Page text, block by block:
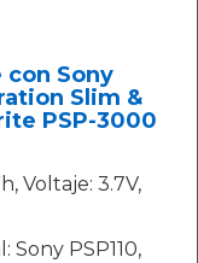
con Sony
Slim &
PSP-3000
Voltaje: 3.7V,
PSP110,